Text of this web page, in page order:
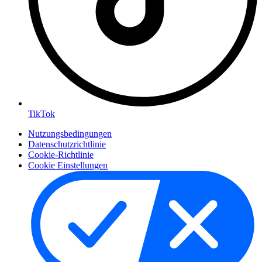
TikTok
Nutzungsbedingungen
Datenschutzrichtlinie
Cookie-Richtlinie
Cookie Einstellungen